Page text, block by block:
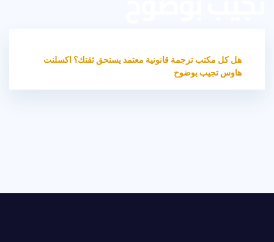
هل كل مكتب ترجمة قانونية معتمد يستحق ثقتك؟ اكسلنت
هاوس تجيب بوضوح